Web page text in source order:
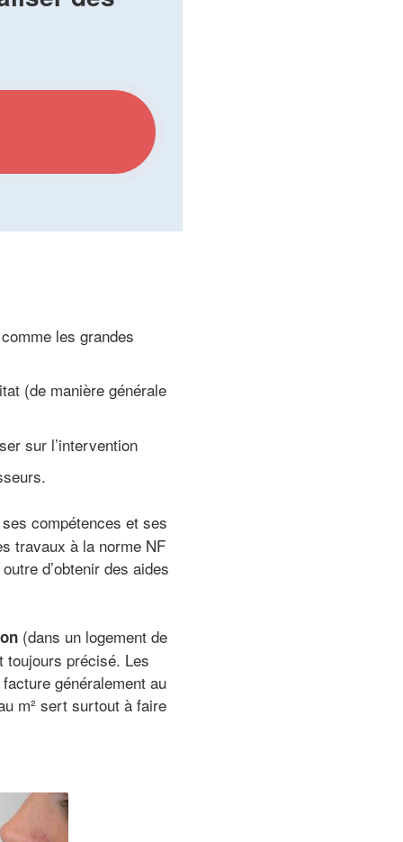
les grandes
(de manière générale
sur l’intervention
compétences et ses
travaux à la norme NF
d’obtenir des aides
(dans un logement de
toujours précisé. Les
généralement au
m² sert surtout à faire